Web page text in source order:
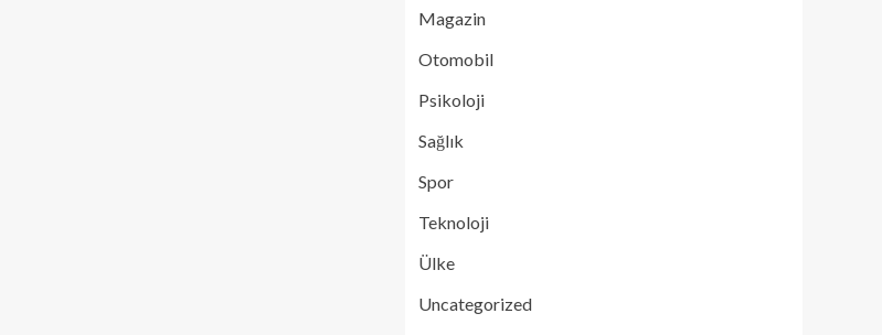
Magazin
Otomobil
Psikoloji
Sağlık
Spor
Teknoloji
Ülke
Uncategorized